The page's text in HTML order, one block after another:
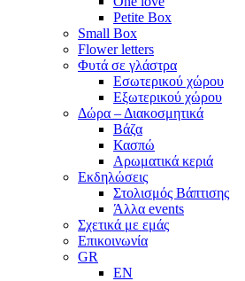
Petite Box
Small Box
Flower letters
Φυτά σε γλάστρα
Εσωτερικού χώρου
Εξωτερικού χώρου
Δώρα – Διακοσμητικά
Βάζα
Κασπώ
Αρωματικά κεριά
Εκδηλώσεις
Στολισμός Βάπτισης
Άλλα events
Σχετικά με εμάς
Επικοινωνία
GR
EN